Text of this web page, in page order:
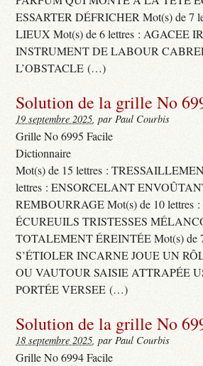
ESSARTER DÉFRICHER Mot(s) de
LIEUX Mot(s) de 6 lettres : AGACEE
INSTRUMENT DE LABOUR
L’OBSTACLE (…)
Solution de la grille No
19 septembre 2025, par Paul Courbis
Grille No 6995 Facile
Dictionnaire
Mot(s) de 15 lettres :
lettres : ENSORCELANT
REMBOURRAGE Mot(s) de 10 lettres
ÉCUREUILS TRISTESSES
TOTALEMENT ÉREINTÉE Mot(s) de
S’ÉTIOLER INCARNE JOUE UN
OU VAUTOUR SAISIE ATTRAPÉE
PORTÉE VERSEE (…)
Solution de la grille No
18 septembre 2025, par Paul Courbis
Grille No 6994 Facile